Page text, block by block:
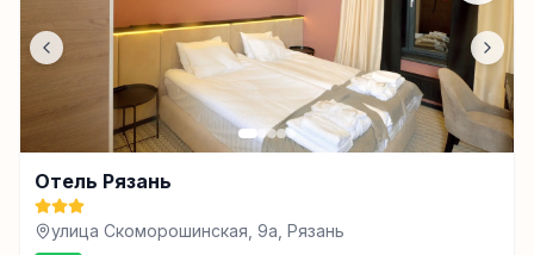
Отель Рязань
улица Скоморошинская, 9а, Рязань